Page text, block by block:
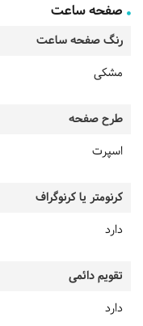
صفحه ساعت
رنگ صفحه ساعت
مشکی
طرح صفحه
اسپرت
کرنومتر یا کرنوگراف
دارد
تقویم دائمی
دارد